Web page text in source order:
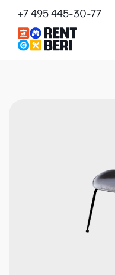
+7 495 445-30-77